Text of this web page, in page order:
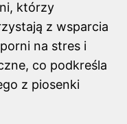
którzy
z wsparcia
na stres i
co podkreśla
z piosenki